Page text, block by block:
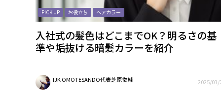
PICK UP お役立ち ヘアカラー
入社式の髪色はどこまでOK？明るさの基
準や垢抜ける暗髪カラーを紹介
IJK OMOTESANDO代表芝原俊輔 2025/03/